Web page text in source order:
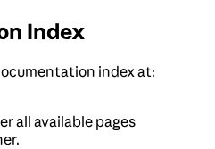
Index
index at:
all available pages